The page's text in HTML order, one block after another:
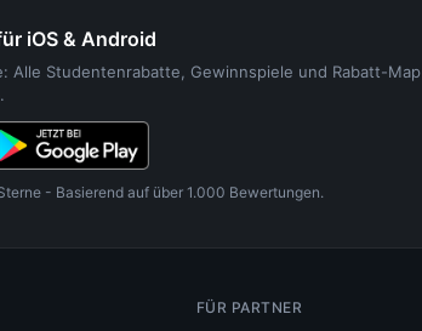
iOS & Android
Alle Studentenrabatte, Gewinnspiele und Rabatt-Map
- Basierend auf über 1.000 Bewertungen.
FÜR PARTNER